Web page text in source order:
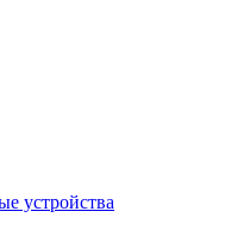
устройства